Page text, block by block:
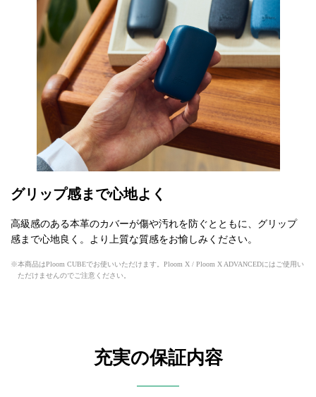
グリップ感まで心地よく
高級感のある本革のカバーが傷や汚れを防ぐとともに、グリップ
感まで心地良く。より上質な質感をお愉しみください。
本商品はPloom CUBEでお使いいただけます。Ploom X / Ploom X ADVANCEDにはご使用い
ただけませんのでご注意ください。
充実の保証内容